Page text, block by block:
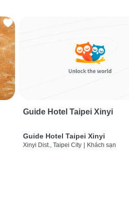
Guide Hotel Taipei Xinyi
Guide Hotel Taipei Xinyi
Xinyi Dist., Taipei City | Khách sạn